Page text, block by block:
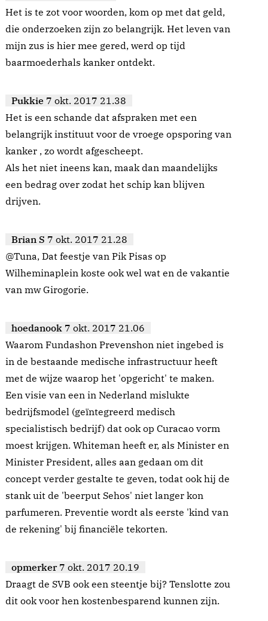
Het is te zot voor woorden, kom op met dat geld,
die onderzoeken zijn zo belangrijk. Het leven van
mijn zus is hier mee gered, werd op tijd
baarmoederhals kanker ontdekt.
Pukkie 7 okt. 2017 21.38
Het is een schande dat afspraken met een
belangrijk instituut voor de vroege opsporing van
kanker , zo wordt afgescheept.
Als het niet ineens kan, maak dan maandelijks
een bedrag over zodat het schip kan blijven
drijven.
Brian S 7 okt. 2017 21.28
@Tuna, Dat feestje van Pik Pisas op
Wilheminaplein koste ook wel wat en de vakantie
van mw Girogorie.
hoedanook 7 okt. 2017 21.06
Waarom Fundashon Prevenshon niet ingebed is
in de bestaande medische infrastructuur heeft
met de wijze waarop het 'opgericht' te maken.
Een visie van een in Nederland mislukte
bedrijfsmodel (geïntegreerd medisch
specialistisch bedrijf) dat ook op Curacao vorm
moest krijgen. Whiteman heeft er, als Minister en
Minister President, alles aan gedaan om dit
concept verder gestalte te geven, todat ook hij de
stank uit de 'beerput Sehos' niet langer kon
parfumeren. Preventie wordt als eerste 'kind van
de rekening' bij financiële tekorten.
opmerker 7 okt. 2017 20.19
Draagt de SVB ook een steentje bij? Tenslotte zou
dit ook voor hen kostenbesparend kunnen zijn.